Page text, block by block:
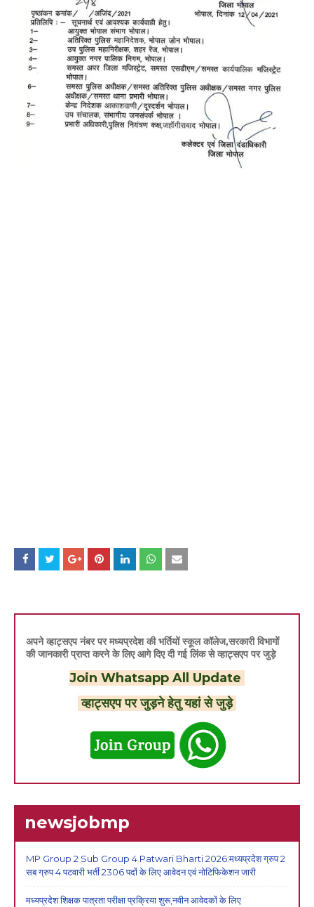
अपने व्हाट्सएप नंबर पर मध्यप्रदेश की भर्तियों स्कूल कॉलेज,सरकारी विभागों
की जानकारी प्राप्त करने के लिए आगे दिए दी गई लिंक से व्हाट्सएप पर जुड़े
Join Whatsapp All Update
व्हाट्सएप पर जुड़ने हेतु यहां से जुड़े
newsjobmp
MP Group 2 Sub Group 4 Patwari Bharti 2026:मध्यप्रदेश ग्रुप 2
सब ग्रुप 4 पटवारी भर्ती 2306 पदों के लिए आवेदन एवं नोटिफिकेशन जारी
मध्यप्रदेश शिक्षक पात्रता परीक्षा प्रक्रिया शुरू,नवीन आवेदकों के लिए